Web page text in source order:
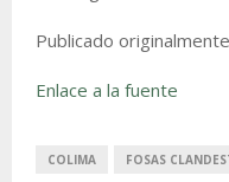
Publicado
Enlace a la fuente
COLIMA FOSAS